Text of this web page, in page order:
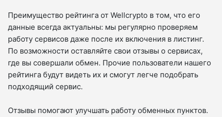
Преимущество рейтинга от Wellcrypto в том, что его
данные всегда актуальны: мы регулярно проверяем
работу сервисов даже после их включения в листинг.
По возможности оставляйте свои отзывы о сервисах,
где вы совершали обмен. Прочие пользователи нашего
рейтинга будут видеть их и смогут легче подобрать
подходящий сервис.
Отзывы помогают улучшать работу обменных пунктов.